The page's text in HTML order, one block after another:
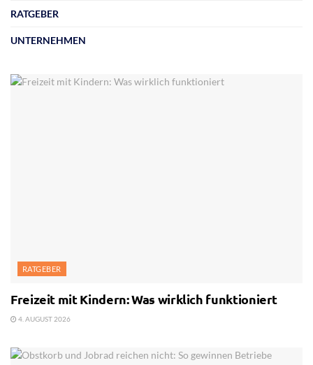
RATGEBER
UNTERNEHMEN
RATGEBER
Freizeit mit Kindern: Was wirklich funktioniert
4. AUGUST 2026